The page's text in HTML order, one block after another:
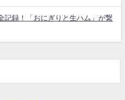
記録！「おにぎりと生ハム」が繋